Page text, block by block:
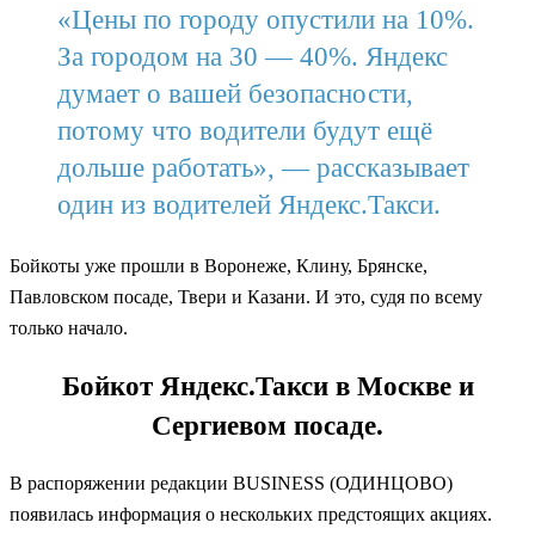
«Цены по городу опустили на 10%.
За городом на 30 — 40%. Яндекс
думает о вашей безопасности,
потому что водители будут ещё
дольше работать», — рассказывает
один из водителей Яндекс.Такси.
Бойкоты уже прошли в Воронеже, Клину, Брянске,
Павловском посаде, Твери и Казани. И это, судя по всему
только начало.
Бойкот Яндекс.Такси в Москве и
Сергиевом посаде.
В распоряжении редакции BUSINESS (ОДИНЦОВО)
появилась информация о нескольких предстоящих акциях.